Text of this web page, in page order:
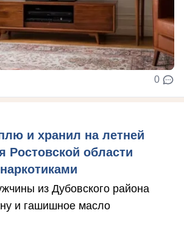
0
и хранил на летней
Ростовской области
из Дубовского района
и гашишное масло